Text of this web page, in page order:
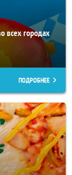
всех городах
ПОДРОБНЕЕ